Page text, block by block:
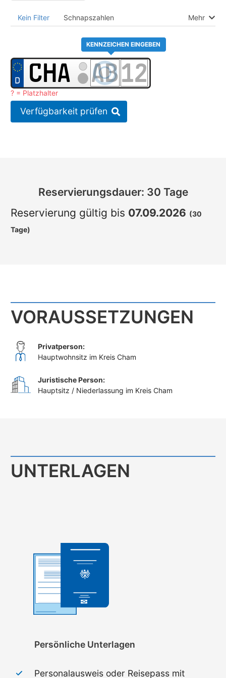
Kein Filter Schnapszahlen Mehr
KENNZEICHEN EINGEBEN
? = Platzhalter
Verfügbarkeit prüfen
Reservierungsdauer: 30 Tage
Reservierung gültig bis 07.09.2026 (30
Tage)
VORAUSSETZUNGEN
Privatperson:
Hauptwohnsitz im Kreis Cham
Juristische Person:
Hauptsitz / Niederlassung im Kreis Cham
UNTERLAGEN
Persönliche Unterlagen
Personalausweis oder Reisepass mit